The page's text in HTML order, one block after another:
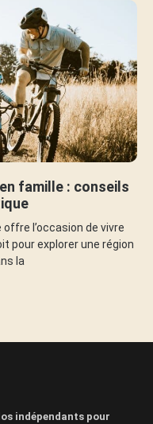
famille : conseils
l’occasion de vivre
pour explorer une région
la
indépendants pour